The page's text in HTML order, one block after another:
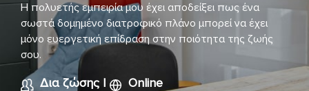
Η πολυετής εμπειρία μου έχει αποδείξει πως ένα
σωστά δομημένο διατροφικό πλάνο μπορεί να έχει
μόνο ευεργετική επίδραση στην ποιότητα της ζωής
σου.
Δια ζώσης | Online